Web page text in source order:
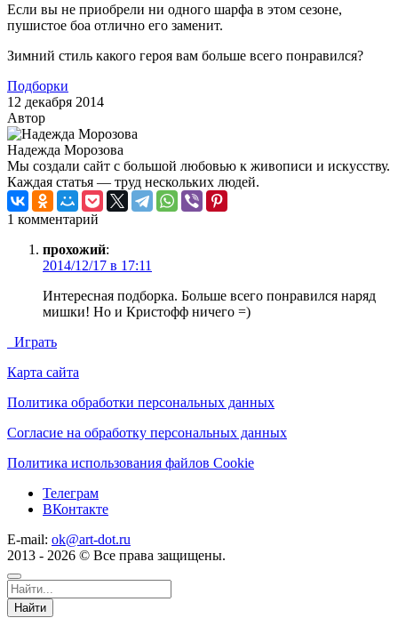
Если вы не приобрели ни одного шарфа в этом сезоне,
пушистое боа отлично его заменит.
Зимний стиль какого героя вам больше всего понравился?
Подборки
12 декабря 2014
Автор
Надежда Морозова
Мы создали сайт с большой любовью к живописи и искусству.
Каждая статья — труд нескольких людей.
1 комментарий
прохожий:
2014/12/17 в 17:11
Интересная подборка. Больше всего понравился наряд
мишки! Но и Кристофф ничего =)
Играть
Карта сайта
Политика обработки персональных данных
Согласие на обработку персональных данных
Политика использования файлов Cookie
Телеграм
ВКонтакте
E-mail: ok@art-dot.ru
2013 - 2026 © Все права защищены.
Найти